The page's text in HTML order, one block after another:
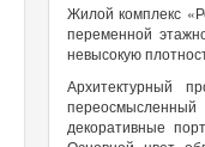
Жилой комплекс
переменной
невысокую
Архитектурный
декоративные